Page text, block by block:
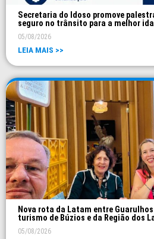
Secretaria do Idoso promove
seguro no trânsito para a melhor
05/08/2026
LEIA MAIS >>
Nova rota da Latam entre
turismo de Búzios e da Região dos
05/08/2026